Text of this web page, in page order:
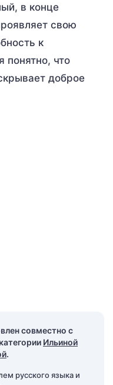
в конце
свою
к
понятно, что
доброе
совместно с
Ильиной
.
русского языка и